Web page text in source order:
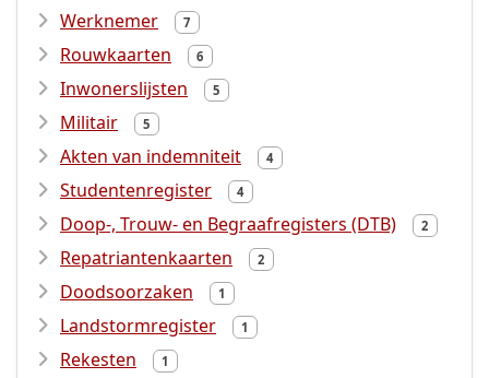
Werknemer 7
Rouwkaarten 6
Inwonerslijsten 5
Militair 5
Akten van indemniteit 4
Studentenregister 4
Doop-, Trouw- en Begraafregisters (DTB) 2
Repatriantenkaarten 2
Doodsoorzaken 1
Landstormregister 1
Rekesten 1